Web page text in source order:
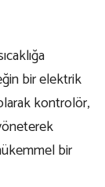
bir elektrik
kontrolör,
yöneterek
bir